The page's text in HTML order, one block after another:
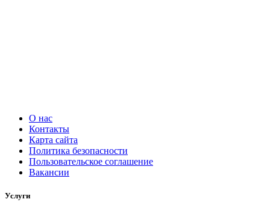
О нас
Контакты
Карта сайта
Политика безопасности
Пользовательское соглашение
Вакансии
Услуги